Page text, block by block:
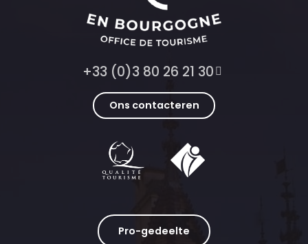
+33 (0)3 80 26 21 30
Ons contacteren
Pro-gedeelte